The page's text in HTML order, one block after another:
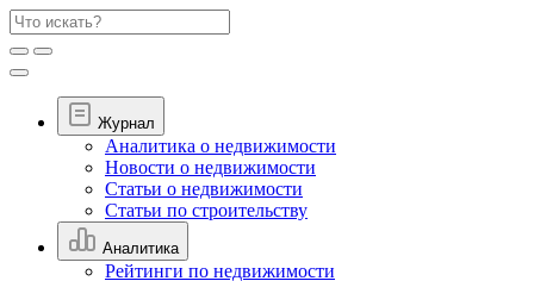
Журнал
Аналитика о недвижимости
Новости о недвижимости
Статьи о недвижимости
Статьи по строительству
Аналитика
Рейтинги по недвижимости